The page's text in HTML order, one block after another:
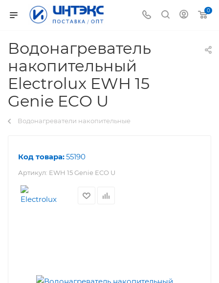
0
Водонагреватель
накопительный
Electrolux EWH 15
Genie ECO U
Водонагреватели накопительные
Код товара:55190
Артикул: EWH 15 Genie ECO U